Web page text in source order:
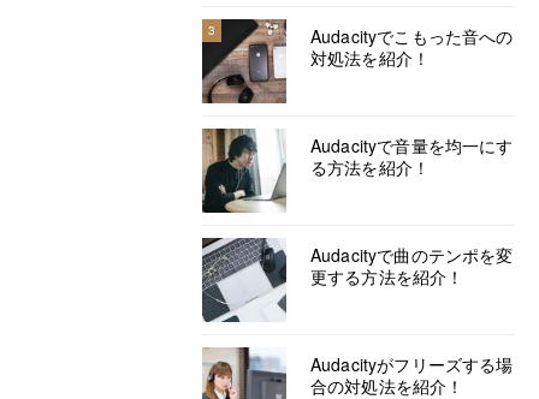
3
Audacityでこもった音への
対処法を紹介！
Audacityで音量を均一にす
る方法を紹介！
Audacityで曲のテンポを変
更する方法を紹介！
Audacityがフリーズする場
合の対処法を紹介！